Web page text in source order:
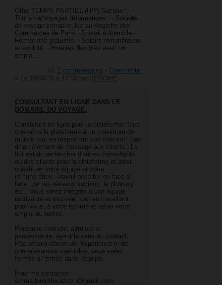
Offre TEMPS PARTIEL (H/F) Secteur :
Tourisme/Voyages Informations : - Société
de voyage immatriculée au Registre des
Commerces de Paris. -Travail à domicile -
Formations gratuites. - Salaire rémunérateur
et évolutif. - Horaires flexibles avec un
emplo…
2 commentaires - Commenter
»
CONSULTANT EN LIGNE DANS LE
DOMAINE DU VOYAGE.
Consultant en ligne pour la plateforme: faire
connaître la plateforme à un maximum de
monde tout en respectant vos valeurs!! (pas
d'harcèlement de message aux clients.) Le
but est de rechercher d'autres consultants
ou des clients pour la plateforme et ainsi
constituer votre équipe et votre
rémunération. Travail possible en face à
face, par les réseaux sociaux, le phoning
etc.. Vous serez intégrés à une équipe
motivante et motivée, tout en travaillant
pour vous, à votre rythme et selon votre
emploi du temps.
Personne motivée, altruiste et
persévérante, ayant le sens du contact.
Pas besoin d'avoir de l'expérience ni de
connaissances spéciales, vous serez
formés à l'entrée dans l'équipe.
Pour me contacter:
emma.lamothe.azcon@gmail.com